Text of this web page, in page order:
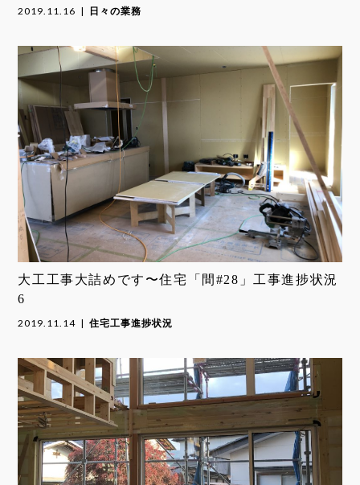
2019.11.16 日々の業務
大工工事大詰めです〜住宅「間#28」工事進捗状況
6
2019.11.14 住宅工事進捗状況